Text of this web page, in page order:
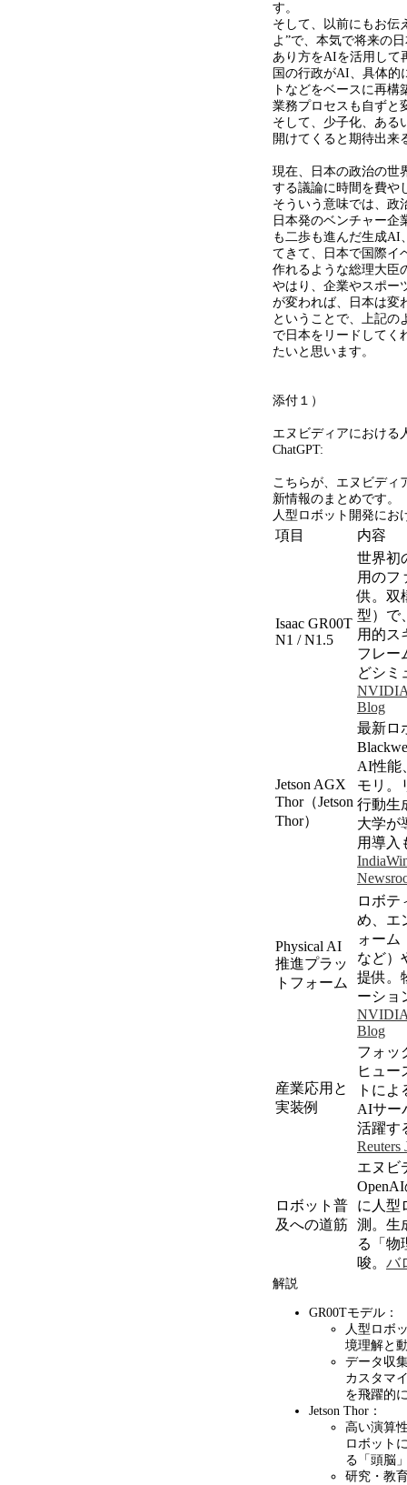
す。
そして、以前にもお伝
よ”で、本気で将来の
あり方をAIを活用して
国の行政がAI、具体的
トなどをベースに再
業務プロセスも自ずと
そして、少子化、ある
開けてくると期待出来
現在、日本の政治の世
する議論に時間を費や
そういう意味では、政
日本発のベンチャー企
も二歩も進んだ生成AI
てきて、日本で国際イ
作れるような総理大臣
やはり、企業やスポー
が変われば、日本は変
ということで、上記の
で日本をリードしてく
たいと思います。
添付１）
エヌビディアにおける
ChatGPT:
こちらが、エヌビディ
新情報のまとめです。
人型ロボット開発にお
項目 内容
Isaac GR00T
N1 / N1.5
世界初
用のフ
供。双
型）で
用的ス
フレー
どシミ
Blog
Jetson AGX
Thor（Jetson
Thor）
最新ロ
AI性能
モリ。
行動生
大学が
用導入
India
Physical AI
推進プラッ
トフォーム
ロボテ
め、エ
ォーム
など）
提供。
ーショ
Blog
産業応用と
実装例
フォッ
ヒュー
トに
AIサー
活躍す
Reuters
ロボット普
及への道筋
エヌビ
OpenAI
に人型
測。生
る「物
唆。 バ
解説
GR00Tモデル：
人型ロボ
境理解と
データ収
カスタマ
を飛躍的
Jetson Thor：
高い演算
ロボット
る「頭脳
研究・教